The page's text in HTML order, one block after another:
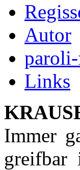
Autor
Links
Immer
greifbar